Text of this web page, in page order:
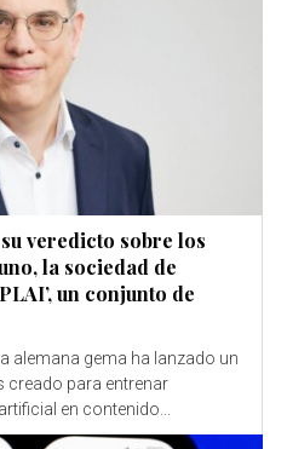
veredicto sobre los
la sociedad de
un conjunto de
gema ha lanzado un
para entrenar
en contenido...